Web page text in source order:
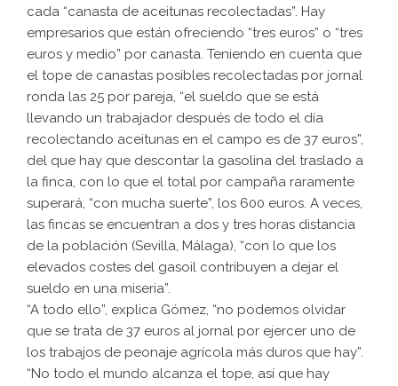
cada “canasta de aceitunas recolectadas”. Hay
empresarios que están ofreciendo “tres euros” o “tres
euros y medio” por canasta. Teniendo en cuenta que
el tope de canastas posibles recolectadas por jornal
ronda las 25 por pareja, “el sueldo que se está
llevando un trabajador después de todo el día
recolectando aceitunas en el campo es de 37 euros”,
del que hay que descontar la gasolina del traslado a
la finca, con lo que el total por campaña raramente
superará, “con mucha suerte”, los 600 euros. A veces,
las fincas se encuentran a dos y tres horas distancia
de la población (Sevilla, Málaga), “con lo que los
elevados costes del gasoil contribuyen a dejar el
sueldo en una miseria”.
“A todo ello”, explica Gómez, “no podemos olvidar
que se trata de 37 euros al jornal por ejercer uno de
los trabajos de peonaje agrícola más duros que hay”.
“No todo el mundo alcanza el tope, así que hay